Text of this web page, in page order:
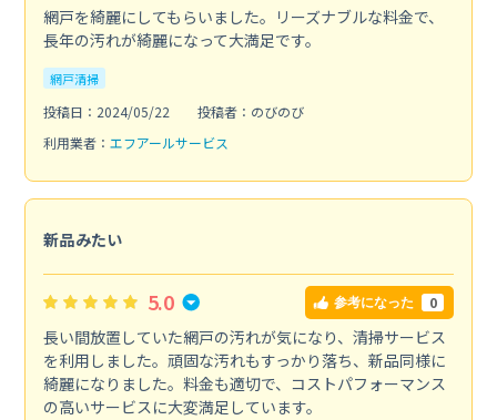
網戸を綺麗にしてもらいました。リーズナブルな料金で、
長年の汚れが綺麗になって大満足です。
網戸清掃
投稿日：2024/05/22
投稿者：のびのび
利用業者： エフアールサービス
新品みたい
5.0 参考になった 0
長い間放置していた網戸の汚れが気になり、清掃サービス
を利用しました。頑固な汚れもすっかり落ち、新品同様に
綺麗になりました。料金も適切で、コストパフォーマンス
の高いサービスに大変満足しています。